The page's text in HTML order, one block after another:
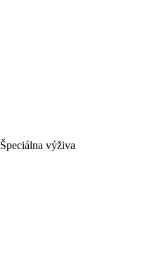
Špeciálna výživa